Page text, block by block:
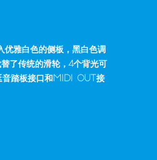
优雅白色的侧板，黑白色调
了传统的滑轮，4个背光可
音踏板接口和MIDI OUT接